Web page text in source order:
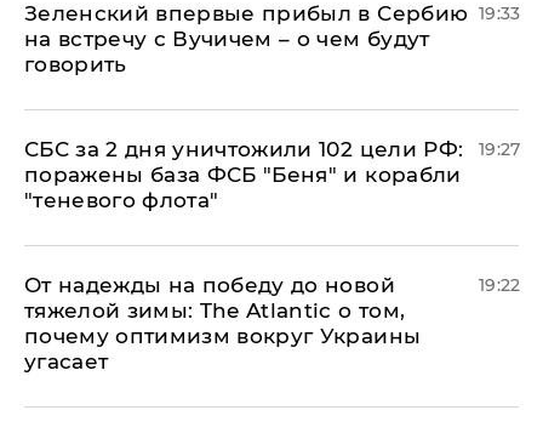
Зеленский впервые прибыл в Сербию
на встречу с Вучичем – о чем будут
говорить
19:33
СБС за 2 дня уничтожили 102 цели РФ:
поражены база ФСБ "Беня" и корабли
"теневого флота"
19:27
От надежды на победу до новой
тяжелой зимы: The Atlantic о том,
почему оптимизм вокруг Украины
угасает
19:22